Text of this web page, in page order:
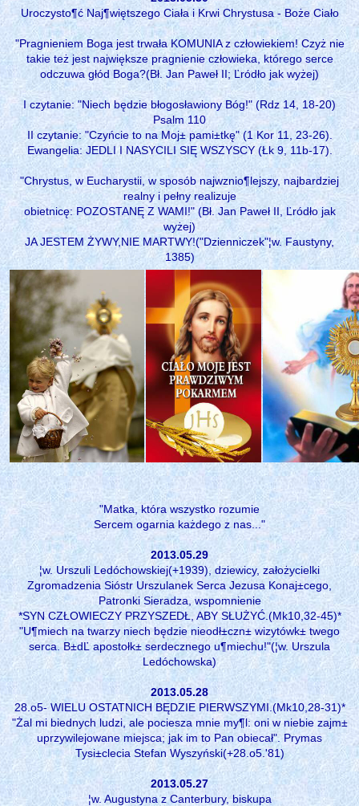
Uroczysto¶ć Naj¶więtszego Ciała i Krwi Chrystusa - Boże Ciało
"Pragnieniem Boga jest trwała KOMUNIA z człowiekiem! Czyż nie
takie też jest największe pragnienie człowieka, którego serce
odczuwa głód Boga?(Bł. Jan Paweł II; Ľródło jak wyżej)
I czytanie: "Niech będzie błogosławiony Bóg!" (Rdz 14, 18-20)
Psalm 110
II czytanie: "Czyńcie to na Moj± pami±tkę" (1 Kor 11, 23-26).
Ewangelia: JEDLI I NASYCILI SIĘ WSZYSCY (Łk 9, 11b-17).
"Chrystus, w Eucharystii, w sposób najwznio¶lejszy, najbardziej
realny i pełny realizuje
obietnicę: POZOSTANĘ Z WAMI!" (Bł. Jan Paweł II, Ľródło jak
wyżej)
JA JESTEM ŻYWY,NIE MARTWY!("Dzienniczek"¦w. Faustyny,
1385)
"Matka, która wszystko rozumie
Sercem ogarnia każdego z nas..."
2013.05.29
¦w. Urszuli Ledóchowskiej(+1939), dziewicy, założycielki
Zgromadzenia Sióstr Urszulanek Serca Jezusa Konaj±cego,
Patronki Sieradza, wspomnienie
*SYN CZŁOWIECZY PRZYSZEDŁ, ABY SŁUŻYĆ.(Mk10,32-45)*
"U¶miech na twarzy niech będzie nieodł±czn± wizytówk± twego
serca. B±dĽ apostołk± serdecznego u¶miechu!"(¦w. Urszula
Ledóchowska)
2013.05.28
28.o5- WIELU OSTATNICH BĘDZIE PIERWSZYMI.(Mk10,28-31)*
"Żal mi biednych ludzi, ale pociesza mnie my¶l: oni w niebie zajm±
uprzywilejowane miejsca; jak im to Pan obiecał". Prymas
Tysi±clecia Stefan Wyszyński(+28.o5.'81)
2013.05.27
¦w. Augustyna z Canterbury, biskupa